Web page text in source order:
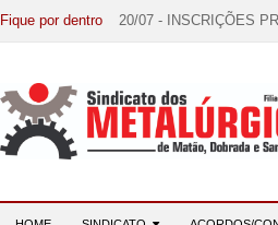
Fique por dentro 20/07 - INSCRIÇÕES
07/07 - Increva-se! Link
03/08 - DATA-BASE